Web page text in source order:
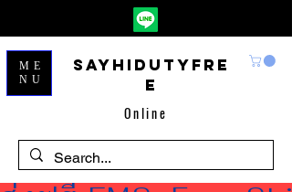
Sayhidutyfre
e
Online
ME
NU